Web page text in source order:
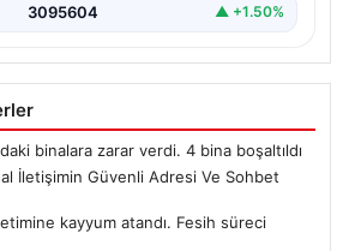
3095604 ▲ +1.50%
binalara zarar verdi. 4 bina boşaltıldı
İletişimin Güvenli Adresi Ve Sohbet
kayyum atandı. Fesih süreci